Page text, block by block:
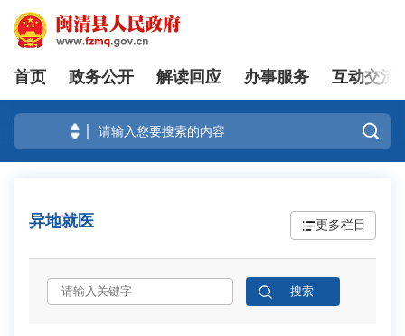
登录
首页 政务公开 解读回应 办事服务 互动交流

异地就医 更多栏目